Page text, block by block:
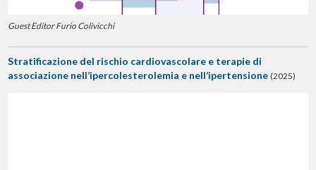
Guest Editor Furio Colivicchi
Stratificazione del rischio cardiovascolare e terapie di
associazione nell’ipercolesterolemia e nell’ipertensione (2025)